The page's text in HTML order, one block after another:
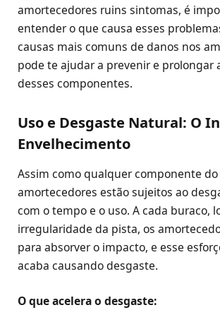
amortecedores ruins sintomas, é
entender o que causa esses
causas mais comuns de danos nos
pode te ajudar a prevenir e prolongar
desses componentes.
Uso e Desgaste Natural: O
Envelhecimento
Assim como qualquer componente do
amortecedores estão sujeitos ao
com o tempo e o uso. A cada buraco,
irregularidade da pista, os
para absorver o impacto, e esse
acaba causando desgaste.
O que acelera o desgaste: